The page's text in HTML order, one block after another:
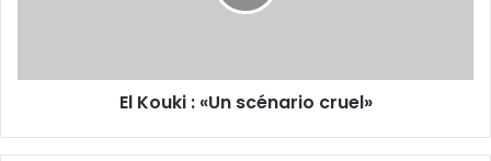
El Kouki : «Un scénario cruel»